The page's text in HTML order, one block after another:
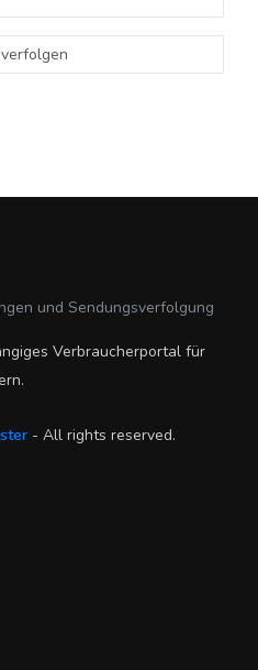
und Sendungsverfolgung
Verbraucherportal für
- All rights reserved.